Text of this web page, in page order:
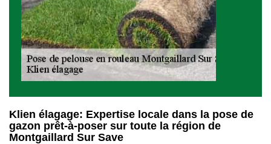
Klien élagage: Expertise locale dans la pose de
gazon prêt-à-poser sur toute la région de
Montgaillard Sur Save